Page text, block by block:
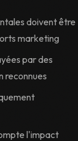
doivent être
marketing
par des
reconnues
l'impact